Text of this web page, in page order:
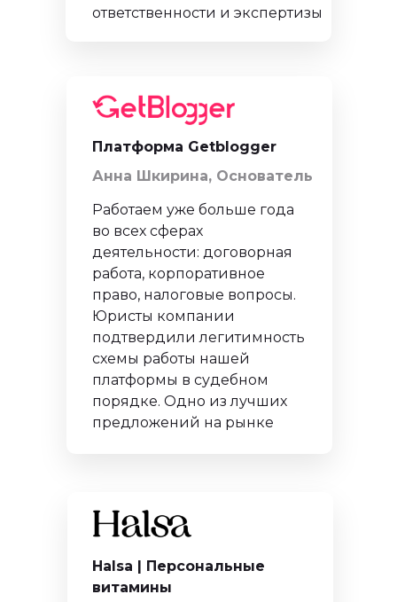
ответственности и экспертизы
Работаем уже больше года
во всех сферах
деятельности: договорная
работа, корпоративное
право, налоговые вопросы.
Юристы компании
подтвердили легитимность
схемы работы нашей
платформы в судебном
порядке. Одно из лучших
предложений на рынке
Платформа Getblogger
Halsa | Персональные
витамины
Анна Шкирина, Основатель